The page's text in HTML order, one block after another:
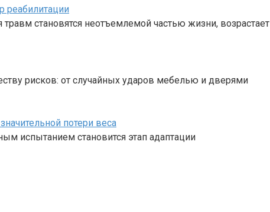
реабилитации
становятся неотъемлемой частью жизни, возрастает
рисков: от случайных ударов мебелью и дверями
потери веса
испытанием становится этап адаптации